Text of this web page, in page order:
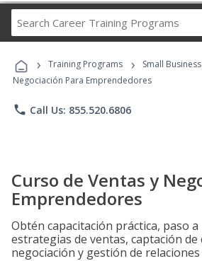
Career
Programs
› Training Programs › Small Business
Negociación Para Emprendedores
phone Call Us: 855.520.6806
Curso de Ventas y
Emprendedores
Obtén capacitación práctica, paso a
estrategias de ventas, captación de
negociación y gestión de